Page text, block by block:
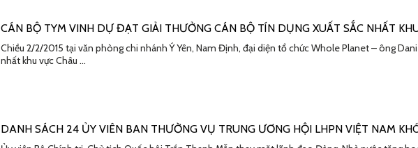
CÁN BỘ TYM VINH DỰ ĐẠT GIẢI THƯỞNG CÁN BỘ TÍN DỤNG XUẤT SẮC NHẤT
Chiều 2/2/2015 tại văn phòng chi nhánh Ý Yên, Nam Định, đại diện tổ chức Whole Planet – ông
nhất khu vực Châu …
DANH SÁCH 24 ỦY VIÊN BAN THƯỜNG VỤ TRUNG ƯƠNG HỘI LHPN VIỆT NAM